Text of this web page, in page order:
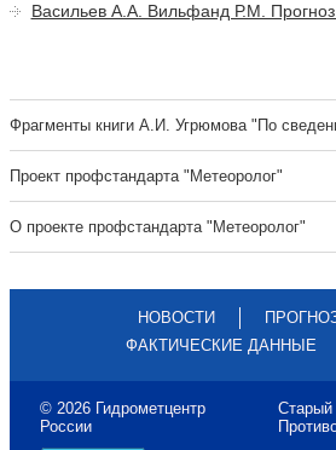
Васильев А.А. Вильфанд Р.М.
Фрагменты книги А.И. Угрюмова "По
Проект профстандарта "Метеоролог"
О проекте профстандарта "Метеоролог"
НОВОСТИ
ФАКТИЧЕСКИЕ ДАННЫЕ
© 2026 Гидрометцентр
России
Старый